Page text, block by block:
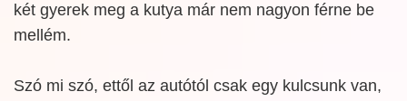
két gyerek meg a kutya már nem nagyon férne be
mellém.
Szó mi szó, ettől az autótól csak egy kulcsunk van,